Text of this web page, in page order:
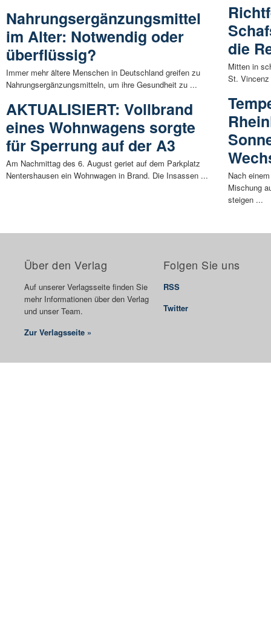
Nahrungsergänzungsmittel
im Alter: Notwendig oder
überflüssig?
Immer mehr ältere Menschen in Deutschland greifen zu
Nahrungsergänzungsmitteln, um ihre Gesundheit zu ...
AKTUALISIERT: Vollbrand
eines Wohnwagens sorgte
für Sperrung auf der A3
Am Nachmittag des 6. August geriet auf dem Parkplatz
Nentershausen ein Wohnwagen in Brand. Die Insassen ...
die
Mitten in
St. Vincenz
Nach
Mischung
steigen ...
Über den Verlag
Auf unserer Verlagsseite finden Sie
mehr Informationen über den Verlag
und unser Team.
Zur Verlagsseite »
Folgen Sie uns
RSS
Twitter